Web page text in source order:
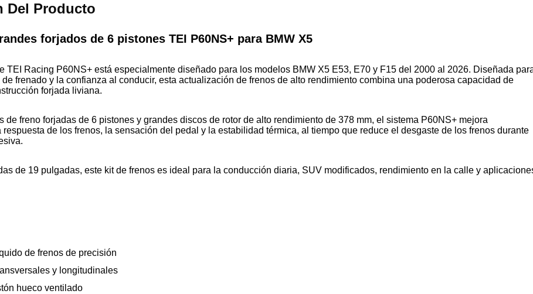
Del Producto
forjados de 6 pistones TEI P60NS+ para BMW X5
TEI Racing P60NS+ está especialmente diseñado para los modelos BMW X5 E53, E70 y F15 del 2000 al 2026. Diseñada
frenado y la confianza al conducir, esta actualización de frenos de alto rendimiento combina una poderosa capacidad de
forjada liviana.
de freno forjadas de 6 pistones y grandes discos de rotor de alto rendimiento de 378 mm, el sistema P60NS+ mejora
de los frenos, la sensación del pedal y la estabilidad térmica, al tiempo que reduce el desgaste de los frenos durante
de 19 pulgadas, este kit de frenos es ideal para la conducción diaria, SUV modificados, rendimiento en la calle y
de frenos de precisión
y longitudinales
hueco ventilado